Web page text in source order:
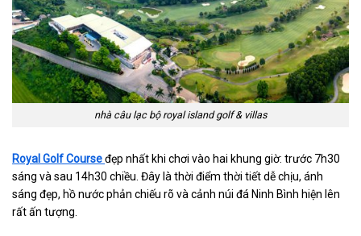
nhà câu lạc bộ royal island golf & villas
Royal Golf Courseđẹp nhất khi chơi vào hai khung giờ: trước 7h30
sáng và sau 14h30 chiều. Đây là thời điểm thời tiết dễ chịu, ánh
sáng đẹp, hồ nước phản chiếu rõ và cảnh núi đá Ninh Bình hiện lên
rất ấn tượng.